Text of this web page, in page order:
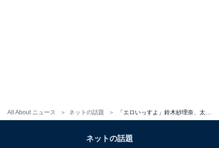
All About ニュース ネットの話題
ネットの話題